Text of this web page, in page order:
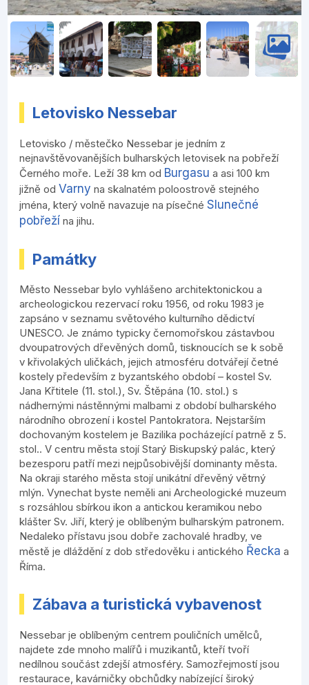
Letovisko Nessebar
Letovisko / městečko Nessebar je jedním z
nejnavštěvovanějších bulharských letovisek na pobřeží
Černého moře. Leží 38 km od Burgasu a asi 100 km
jižně odVarny na skalnatém poloostrově stejného
jména, který volně navazuje na písečnéSlunečné
pobřeží na jihu.
Památky
Město Nessebar bylo vyhlášeno architektonickou a
archeologickou rezervací roku 1956, od roku 1983 je
zapsáno v seznamu světového kulturního dědictví
UNESCO. Je známo typicky černomořskou zástavbou
dvoupatrových dřevěných domů, tisknoucích se k sobě
v křivolakých uličkách, jejich atmosféru dotvářejí četné
kostely především z byzantského období – kostel Sv.
Jana Křtitele (11. stol.), Sv. Štěpána (10. stol.) s
nádhernými nástěnnými malbami z období bulharského
národního obrození i kostel Pantokratora. Nejstarším
dochovaným kostelem je Bazilika pocházející patrně z 5.
stol.. V centru města stojí Starý Biskupský palác, který
bezesporu patří mezi nejpůsobivější dominanty města.
Na okraji starého města stojí unikátní dřevěný větrný
mlýn. Vynechat byste neměli ani Archeologické muzeum
s rozsáhlou sbírkou ikon a antickou keramikou nebo
klášter Sv. Jiří, který je oblíbeným bulharským patronem.
Nedaleko přístavu jsou dobře zachovalé hradby, ve
městě je dláždění z dob středověku i antického Řecka a
Říma.
Zábava a turistická vybavenost
Nessebar je oblíbeným centrem pouličních umělců,
najdete zde mnoho malířů i muzikantů, kteří tvoří
nedílnou součást zdejší atmosféry. Samozřejmostí jsou
restaurace, kavárničky obchůdky nabízející široký